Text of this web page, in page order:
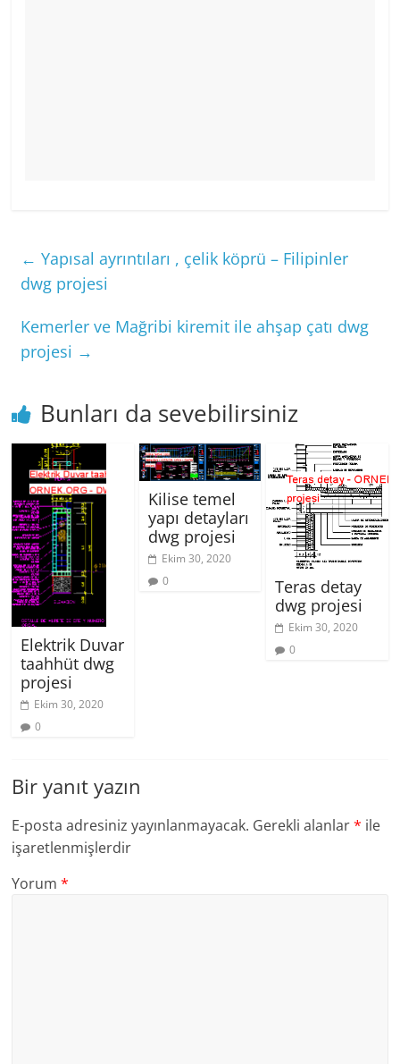
← Yapısal ayrıntıları , çelik köprü – Filipinler
dwg projesi
Kemerler ve Mağribi kiremit ile ahşap çatı dwg
projesi →
Bunları da sevebilirsiniz
Elektrik Duvar
taahhüt dwg
projesi
Ekim 30, 2020
0
Kilise temel
yapı detayları
dwg projesi
Ekim 30, 2020
0
Teras detay
dwg projesi
Ekim 30, 2020
0
Bir yanıt yazın
E-posta adresiniz yayınlanmayacak. Gerekli alanlar* ile
işaretlenmişlerdir
Yorum*